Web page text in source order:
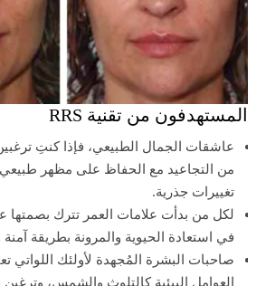
المستهدفون من تقنية RRS
عاشقات الجمال الطبيعي، فإذا كنتِ
من التجاعيد مع الحفاظ على مظهر
تغييرات جذرية.
لكل من بدأت علامات العمر تترك
في استعادة الحيوية والمرونة بطريقة
صاحبات البشرة المُجهدة لأولئك اللواتي
العوامل البيئية كالتلوث والشمس، وترغبن